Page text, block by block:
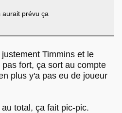
aurait prévu ça
Timmins et le
fort, ça sort au compte
plus y'a pas eu de joueur
total, ça fait pic-pic.